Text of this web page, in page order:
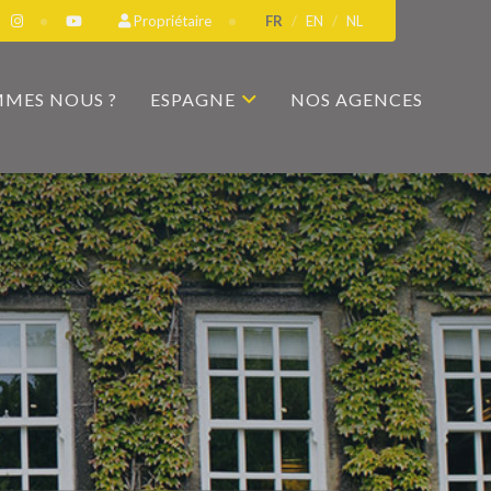
Propriétaire FR EN NL
NOUS ? ESPAGNE NOS AGENCES